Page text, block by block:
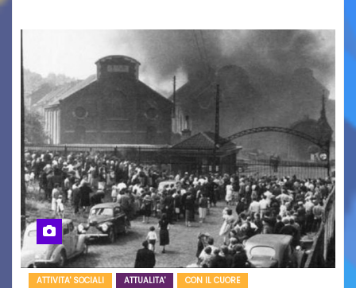
ATTIVITA' SOCIALI ATTUALITA' CON IL CUORE